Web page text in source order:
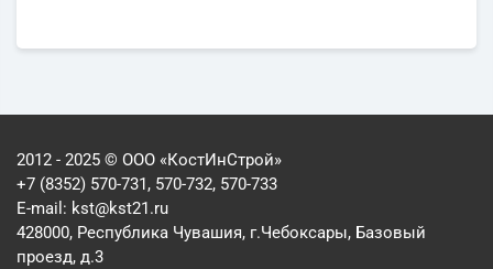
2012 - 2025 © ООО «КостИнСтрой»
+7 (8352) 570-731, 570-732, 570-733
E-mail: kst@kst21.ru
428000, Республика Чувашия, г.Чебоксары, Базовый
проезд, д.3